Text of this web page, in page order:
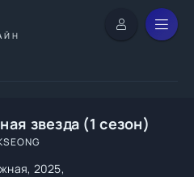
звезда (1 сезон)
2025,